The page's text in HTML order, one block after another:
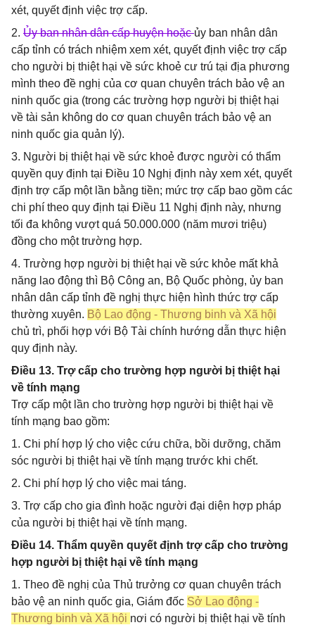
xét, quyết định việc trợ cấp.
2. Ủy ban nhân dân cấp huyện hoặcủy ban nhân dân
cấp tỉnh có trách nhiệm xem xét, quyết định việc trợ cấp
cho người bị thiệt hại về sức khoẻ cư trú tại địa phương
mình theo đề nghị của cơ quan chuyên trách bảo vệ an
ninh quốc gia (trong các trường hợp người bị thiệt hại
về tài sản không do cơ quan chuyên trách bảo vệ an
ninh quốc gia quản lý).
3. Người bị thiệt hại về sức khoẻ được người có thẩm
quyền quy định tại Điều 10 Nghị định này xem xét, quyết
định trợ cấp một lần bằng tiền; mức trợ cấp bao gồm các
chi phí theo quy định tại Điều 11 Nghị định này, nhưng
tối đa không vượt quá 50.000.000 (năm mươi triệu)
đồng cho một trường hợp.
4. Trường hợp người bị thiệt hại về sức khỏe mất khả
năng lao động thì Bộ Công an, Bộ Quốc phòng, ủy ban
nhân dân cấp tỉnh đề nghị thực hiện hình thức trợ cấp
thường xuyên. Bộ Lao động - Thương binh và Xã hội
chủ trì, phối hợp với Bộ Tài chính hướng dẫn thực hiện
quy định này.
Điều 13. Trợ cấp cho trường hợp người bị thiệt hại
về tính mạng
Trợ cấp một lần cho trường hợp người bị thiệt hại về
tính mạng bao gồm:
1. Chi phí hợp lý cho việc cứu chữa, bồi dưỡng, chăm
sóc người bị thiệt hại về tính mạng trước khi chết.
2. Chi phí hợp lý cho việc mai táng.
3. Trợ cấp cho gia đình hoặc người đại diện hợp pháp
của người bị thiệt hại về tính mạng.
Điều 14. Thẩm quyền quyết định trợ cấp cho trường
hợp người bị thiệt hại về tính mạng
1. Theo đề nghị của Thủ trưởng cơ quan chuyên trách
bảo vệ an ninh quốc gia, Giám đốc Sở Lao động -
Thương binh và Xã hội nơi có người bị thiệt hại về tính